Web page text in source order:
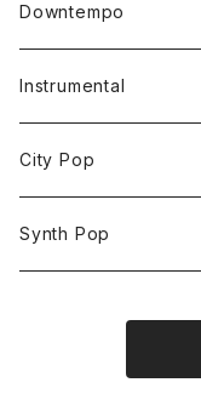
Downtempo
Instrumental
City Pop
Synth Pop